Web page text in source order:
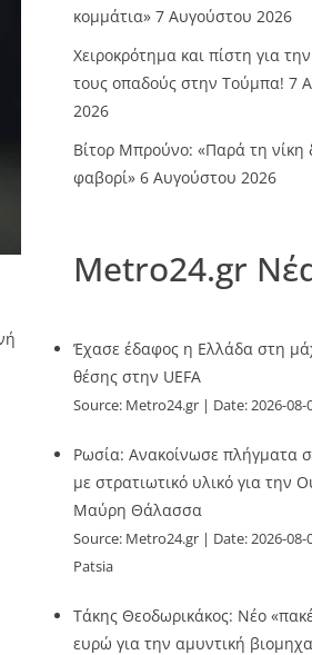
κομμάτια» 7 Αυγούστου 2026
Χειροκρότημα και πίστη για
τους οπαδούς στην Τούμπα! 7
2026
Βίτορ Μπρούνο: «Παρά τη νίκη
φαβορί» 6 Αυγούστου 2026
Metro24.gr
Έχασε έδαφος η Ελλάδα στη
θέσης στην UEFA
Source: Metro24.gr Date: 2026-08-
Ρωσία: Ανακοίνωσε πλήγματα
με στρατιωτικό υλικό για την
Μαύρη Θάλασσα
Source: Metro24.gr Date: 2026-08-
Patsia
Τάκης Θεοδωρικάκος: Νέο
ευρώ για την αμυντική